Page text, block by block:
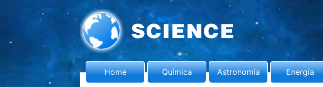
Home Química Astronomía Energía